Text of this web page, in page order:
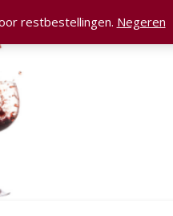
restbestellingen. Negeren